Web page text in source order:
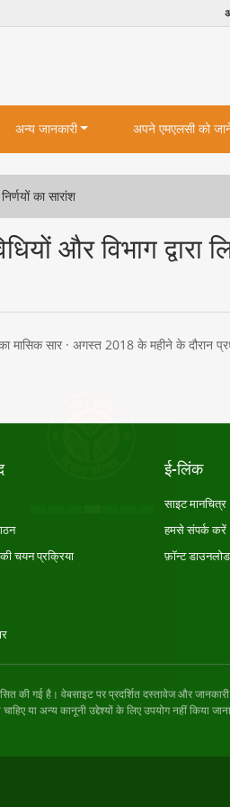
अन्य जानकारी अपने एमएलसी को
का सारांश
और विभाग द्वारा
सार · अगस्त 2018 के महीने के दौरान
चयन प्रक्रिया
ई-लिंक
साइट मानचित्र
हमसे संपर्क करें
फ़ॉन्ट
की गई है। वेबसाइट पर प्रदर्शित दस्तावेज और
अन्य कानूनी उद्देश्यों के लिए उपयोग नहीं किया